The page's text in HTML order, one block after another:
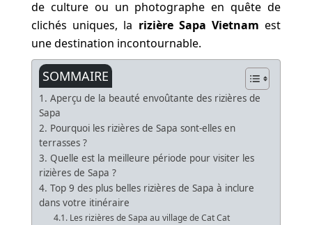
de culture ou un photographe en quête de
clichés uniques, la rizière Sapa Vietnam est
une destination incontournable.
SOMMAIRE
1. Aperçu de la beauté envoûtante des rizières de
Sapa
2. Pourquoi les rizières de Sapa sont-elles en
terrasses ?
3. Quelle est la meilleure période pour visiter les
rizières de Sapa ?
4. Top 9 des plus belles rizières de Sapa à inclure
dans votre itinéraire
4.1. Les rizières de Sapa au village de Cat Cat